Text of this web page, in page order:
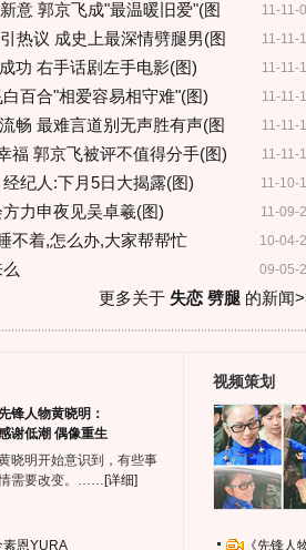
11-11-
意 郭京飞成"最温暖旧爱"(图
11-11-
热议 成史上最深情劈腿男(图
11-11-
功 右手话剧左手电影(图)
11-11-
白百合"相爱容易相守难"(图)
11-11-
畅 最难言道别无声胜有声(图
11-11-
福 郭京飞被评不值得分手(图)
11-10-
纪人:下月5日大揭露(图)
11-09-
力申夜见吴卓羲(图)
10-04-
不着,怎么办,大家帮帮忙
09-05-
更多关于 失恋 劈腿的新闻
锋人物黄晓明：
谢低潮 偶像重生
晓明开始意识到，有些事
需要改变。…… [详细]
素恩YURA
视频策划
《先锋